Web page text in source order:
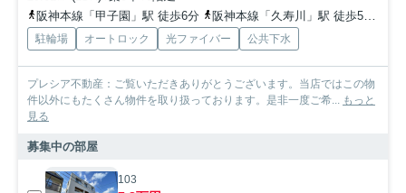
阪神本線「甲子園」駅 徒歩6分
阪神本線「久寿川」駅 徒歩5分
駐輪場 オートロック 光ファイバー 公共下水
プレシア不動産：ご覧いただきありがとうございます。当店ではこの物
件以外にもたくさん物件を取り扱っております。是非一度ご希...
もっと
見る
募集中の部屋
103